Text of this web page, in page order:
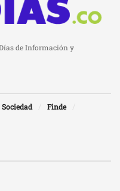
de Información y
Sociedad
Finde